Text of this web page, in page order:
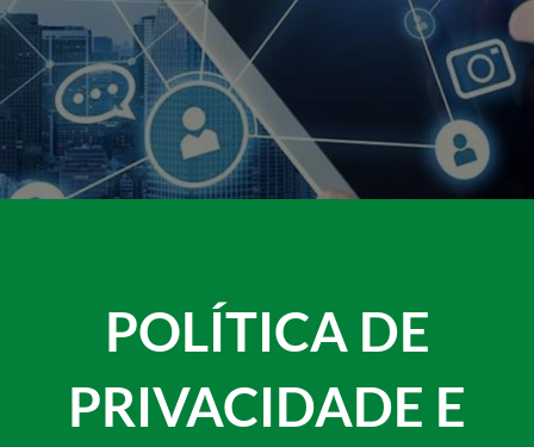
POLÍTICA DE
PRIVACIDADE E